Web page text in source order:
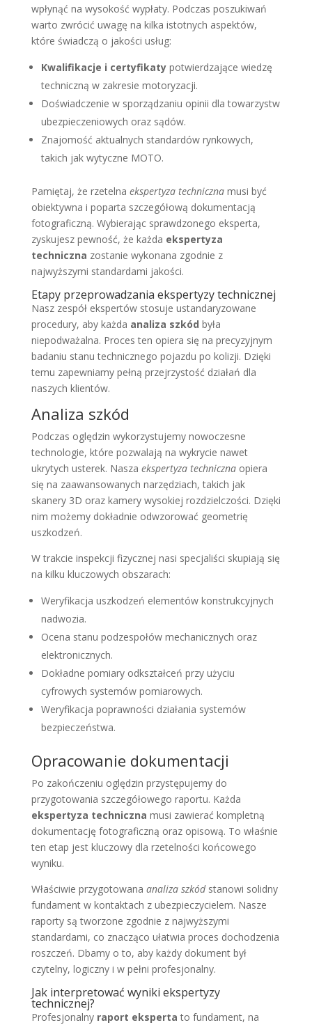
wpłynąć na wysokość wypłaty. Podczas poszukiwań
warto zwrócić uwagę na kilka istotnych aspektów,
które świadczą o jakości usług:
Kwalifikacje i certyfikatypotwierdzające wiedzę
techniczną w zakresie motoryzacji.
Doświadczenie w sporządzaniu opinii dla towarzystw
ubezpieczeniowych oraz sądów.
Znajomość aktualnych standardów rynkowych,
takich jak wytyczne MOTO.
Pamiętaj, że rzetelna ekspertyza technicznamusi być
obiektywna i poparta szczegółową dokumentacją
fotograficzną. Wybierając sprawdzonego eksperta,
zyskujesz pewność, że każda ekspertyza
techniczna zostanie wykonana zgodnie z
najwyższymi standardami jakości.
Etapy przeprowadzania ekspertyzy technicznej
Nasz zespół ekspertów stosuje ustandaryzowane
procedury, aby każda analiza szkód była
niepodważalna. Proces ten opiera się na precyzyjnym
badaniu stanu technicznego pojazdu po kolizji. Dzięki
temu zapewniamy pełną przejrzystość działań dla
naszych klientów.
Analiza szkód
Podczas oględzin wykorzystujemy nowoczesne
technologie, które pozwalają na wykrycie nawet
ukrytych usterek. Nasza ekspertyza technicznaopiera
się na zaawansowanych narzędziach, takich jak
skanery 3D oraz kamery wysokiej rozdzielczości. Dzięki
nim możemy dokładnie odwzorować geometrię
uszkodzeń.
W trakcie inspekcji fizycznej nasi specjaliści skupiają się
na kilku kluczowych obszarach:
Weryfikacja uszkodzeń elementów konstrukcyjnych
nadwozia.
Ocena stanu podzespołów mechanicznych oraz
elektronicznych.
Dokładne pomiary odkształceń przy użyciu
cyfrowych systemów pomiarowych.
Weryfikacja poprawności działania systemów
bezpieczeństwa.
Opracowanie dokumentacji
Po zakończeniu oględzin przystępujemy do
przygotowania szczegółowego raportu. Każda
ekspertyza techniczna musi zawierać kompletną
dokumentację fotograficzną oraz opisową. To właśnie
ten etap jest kluczowy dla rzetelności końcowego
wyniku.
Właściwie przygotowana analiza szkódstanowi solidny
fundament w kontaktach z ubezpieczycielem. Nasze
raporty są tworzone zgodnie z najwyższymi
standardami, co znacząco ułatwia proces dochodzenia
roszczeń. Dbamy o to, aby każdy dokument był
czytelny, logiczny i w pełni profesjonalny.
Jak interpretować wyniki ekspertyzy
technicznej?
Profesjonalny raport eksperta to fundament, na